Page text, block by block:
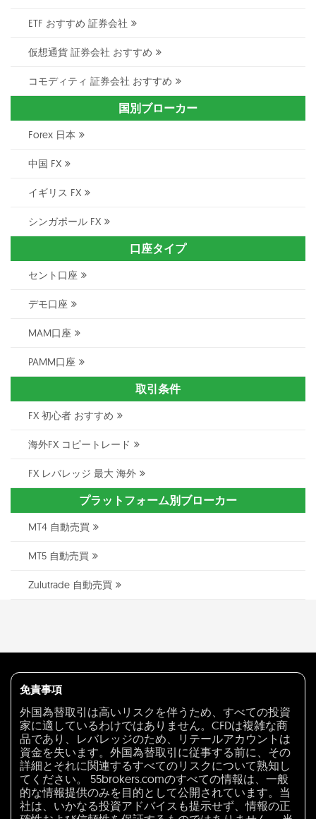
ETF おすすめ 証券会社
仮想通貨 証券会社 おすすめ
コモディティ 証券会社 おすすめ
国別ブローカー
Forex 日本
中国 FX
イギリス FX
シンガポール FX
口座タイプ
セント口座
デモ口座
MAM口座
PAMM口座
取引条件
FX 初心者 おすすめ
海外FX コピートレード
FX レバレッジ 最大 海外
プラットフォーム別ブローカー
MT4 自動売買
MT5 自動売買
Zulutrade 自動売買
免責事項
外国為替取引は高いリスクを伴うため、すべての投資
家に適しているわけではありません。CFDは複雑な商
品であり、レバレッジのため、リテールアカウントは
資金を失います。外国為替取引に従事する前に、その
詳細とそれに関連するすべてのリスクについて熟知し
てください。 55brokers.comのすべての情報は、一般
的な情報提供のみを目的として公開されています。当
社は、いかなる投資アドバイスも提示せず、情報の正